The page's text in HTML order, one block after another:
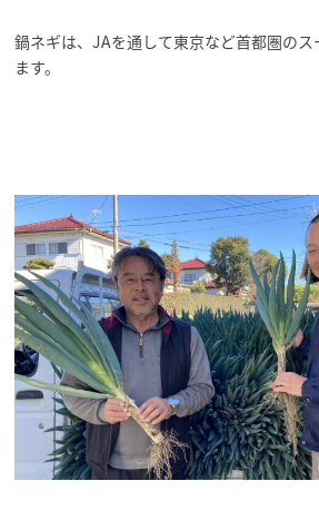
鍋ネギは、JAを通して東京など首都圏の
ます。